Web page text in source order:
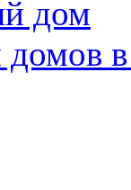
дом
домов